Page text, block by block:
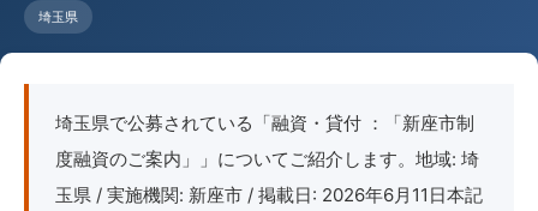
埼玉県
埼玉県で公募されている「融資・貸付 ：「新座市制
度融資のご案内」」についてご紹介します。地域: 埼
玉県 / 実施機関: 新座市 / 掲載日: 2026年6月11日本記